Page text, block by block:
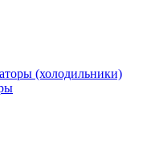
(холодильники)